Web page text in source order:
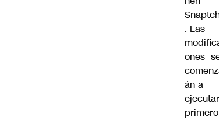
. Las
ones
án a
ejecutar
primero